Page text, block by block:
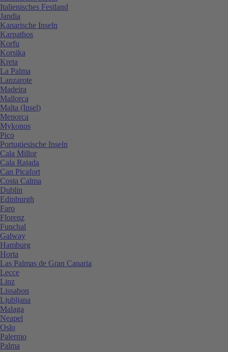
Italienisches Festland
Jandia
Kanarische Inseln
Karpathos
Korfu
Korsika
Kreta
La Palma
Lanzarote
Madeira
Mallorca
Malta (Insel)
Menorca
Mykonos
Pico
Portugiesische Inseln
Cala Millor
Cala Rajada
Can Picafort
Costa Calma
Dublin
Edinburgh
Faro
Florenz
Funchal
Galway
Hamburg
Horta
Las Palmas de Gran Canaria
Lecce
Linz
Lissabon
Ljubljana
Malaga
Neapel
Oslo
Palermo
Palma